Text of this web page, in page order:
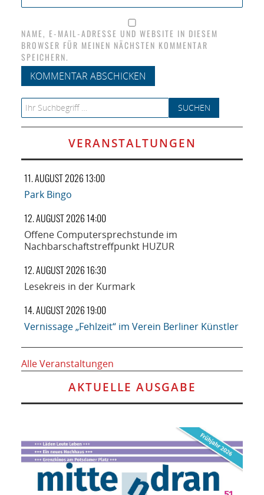
NAME, E-MAIL-ADRESSE UND WEBSITE IN DIESEM
BROWSER FÜR MEINEN NÄCHSTEN KOMMENTAR
SPEICHERN.
Search for:
VERANSTALTUNGEN
11. AUGUST 2026 13:00
Park Bingo
12. AUGUST 2026 14:00
Offene Computersprechstunde im
Nachbarschaftstreffpunkt HUZUR
12. AUGUST 2026 16:30
Lesekreis in der Kurmark
14. AUGUST 2026 19:00
Vernissage „Fehlzeit“ im Verein Berliner Künstler
Alle Veranstaltungen
AKTUELLE AUSGABE